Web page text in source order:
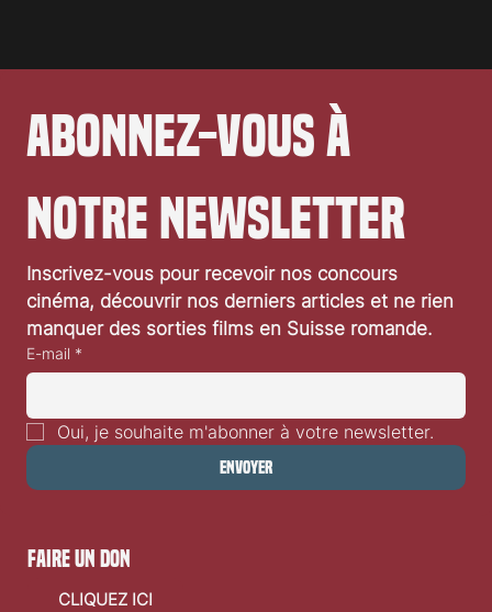
Abonnez-vous à
notre newsletter
Inscrivez-vous pour recevoir nos concours
cinéma, découvrir nos derniers articles et ne rien
manquer des sorties films en Suisse romande.
E-mail *
Oui, je souhaite m'abonner à votre newsletter.
Envoyer
faire un don
CLIQUEZ ICI